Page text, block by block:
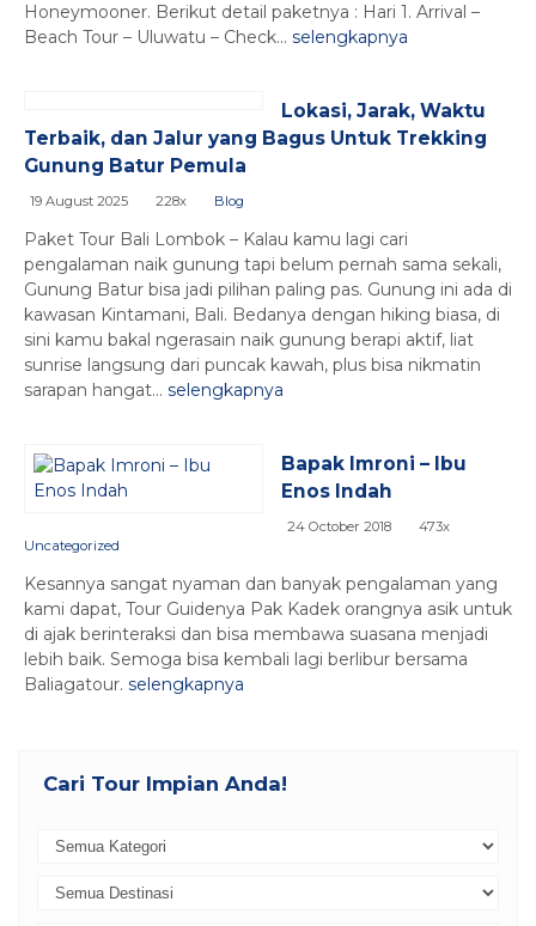
Honeymooner. Berikut detail paketnya : Hari 1. Arrival –
Beach Tour – Uluwatu – Check... selengkapnya
Lokasi, Jarak, Waktu
Terbaik, dan Jalur yang Bagus Untuk Trekking
Gunung Batur Pemula
19 August 2025 228x Blog
Paket Tour Bali Lombok – Kalau kamu lagi cari
pengalaman naik gunung tapi belum pernah sama sekali,
Gunung Batur bisa jadi pilihan paling pas. Gunung ini ada di
kawasan Kintamani, Bali. Bedanya dengan hiking biasa, di
sini kamu bakal ngerasain naik gunung berapi aktif, liat
sunrise langsung dari puncak kawah, plus bisa nikmatin
sarapan hangat... selengkapnya
Bapak Imroni – Ibu
Enos Indah
24 October 2018
473x
Uncategorized
Kesannya sangat nyaman dan banyak pengalaman yang
kami dapat, Tour Guidenya Pak Kadek orangnya asik untuk
di ajak berinteraksi dan bisa membawa suasana menjadi
lebih baik. Semoga bisa kembali lagi berlibur bersama
Baliagatour. selengkapnya
Cari Tour Impian Anda!